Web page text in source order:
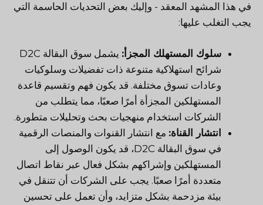
في هذا المشهد المعقد - وإليك بعض التحديات الحاسمة التي
يجب التغلب عليها:
سلوك المستهلك المجزأ:
يشمل سوق البقالة D2C
شرائح استهلاكية متنوعة ذات تفضيلات وسلوكيات
وعادات تسوق مختلفة. قد يكون فهم وتقسيم قاعدة
المستهلكين المجزأة أمرًا صعبًا، مما يتطلب من
الشركات استخدام منهجيات بحث وتحليلات متطورة.
انتشار القناة: مع انتشار القنوات والمنصات الرقمية
في سوق البقالة D2C، قد يكون الوصول إلى
المستهلكين وإشراكهم بشكل فعال عبر نقاط اتصال
متعددة أمرًا صعبًا. يجب على الشركات أن تتنقل في
بيئة مزدحمة بشكل متزايد، وأن تعمل على تحسين